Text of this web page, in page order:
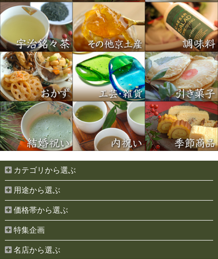
カテゴリから選ぶ
用途から選ぶ
価格帯から選ぶ
特集企画
名店から選ぶ